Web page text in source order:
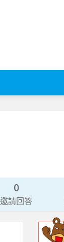
0
邀請回答